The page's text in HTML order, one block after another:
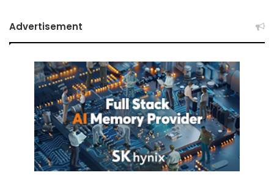
Advertisement